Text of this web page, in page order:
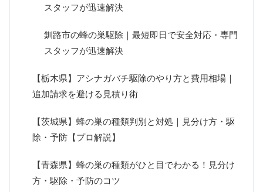
スタッフが迅速解決
釧路市の蜂の巣駆除｜最短即日で安全対応・専門
スタッフが迅速解決
【栃木県】アシナガバチ駆除のやり方と費用相場｜
追加請求を避ける見積り術
【茨城県】蜂の巣の種類判別と対処｜見分け方・駆
除・予防【プロ解説】
【青森県】蜂の巣の種類がひと目でわかる！見分け
方・駆除・予防のコツ